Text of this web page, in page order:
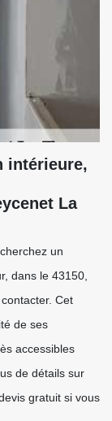
intérieure,
La
un
dans le 43150,
Cet
de ses
accessibles
de détails sur
gratuit si vous